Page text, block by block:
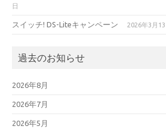
日
スイッチ! DS-Liteキャンペーン 2026年3月13
過去のお知らせ
2026年8月
2026年7月
2026年5月